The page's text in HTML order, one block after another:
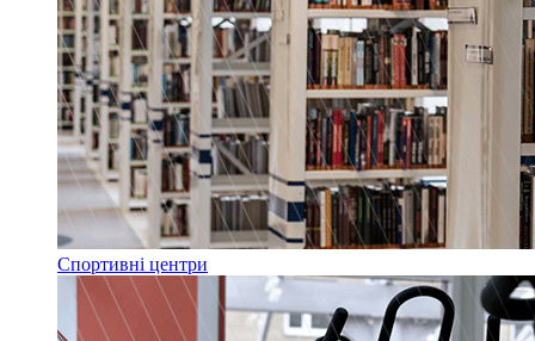
Спортивні центри